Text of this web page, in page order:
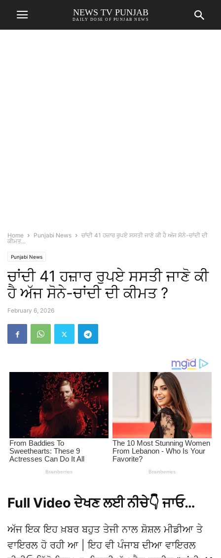
NEWS TV PUNJAB
DAILY DOSE OF PUNJAB NEWS
Home Punjabi News
ਚਾਂਦੀ 41 ਹਜ਼ਾਰ ਰੁਪਏ ਸਸਤੀ ਜਾਣੋ ਕੀ ਹੈ ਅੱਜ ਸੋਨੇ-ਚਾਂਦੀ ਦੀ
ਕੀਮਤ...
Punjabi News
ਚਾਂਦੀ 41 ਹਜ਼ਾਰ ਰੁਪਏ ਸਸਤੀ ਜਾਣੋ ਕੀ
ਹੈ ਅੱਜ ਸੋਨੇ-ਚਾਂਦੀ ਦੀ ਕੀਮਤ ?
February 6, 2026
Full Video ਦੇਖਣ ਲਈ ਨੀਚੇ👇 ਜਾਓ…
ਅੱਜ ਇਕ ਇਹ ਖ਼ਬਰ ਬਹੁਤ ਤੇਜੀ ਨਾਲ ਸ਼ੋਸ਼ਲ ਮੀਡੀਆ ਤੇ
ਵਾਇਰਲ ਹੋ ਰਹੀ ਆ | ਇਹ ਵੀ ਪੰਜਾਬ ਦੀਆ ਵਾਇਰਲ